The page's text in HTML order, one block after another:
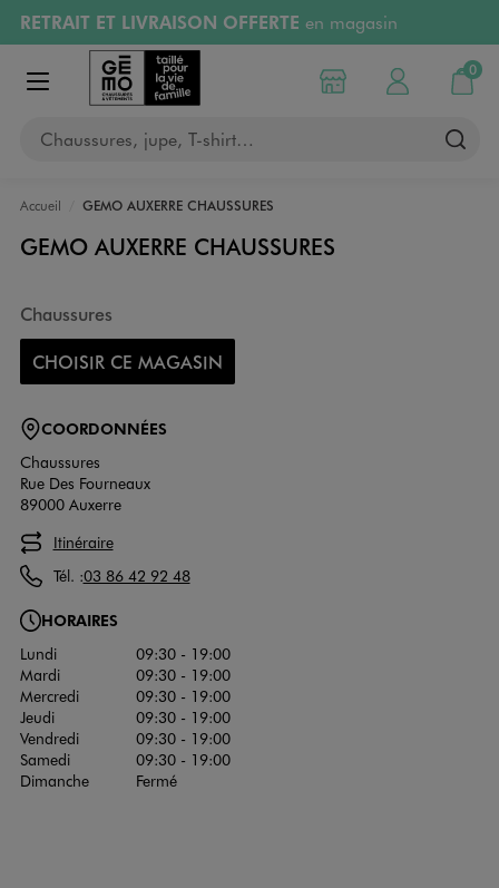
Aller au contenu principal
Aller à la navigation
RETRAIT ET LIVRAISON OFFERTE en magasin
Retours OFFERTSpendant 30 jours
PAYEZ EN 3x SANS FRAIS
RÉSERVATION GRATUITE
Afficher le menu
Chaussures, jupe, T-shirt…
Choisir mon magasin
Mon compte
0
Mon
Accueil GEMO AUXERRE CHAUSSURES
GEMO AUXERRE CHAUSSURES
Chaussures
CHOISIR CE MAGASIN
COORDONNÉES
Chaussures
Rue Des Fourneaux
89000 Auxerre
Itinéraire
Tél. :03 86 42 92 48
HORAIRES
Lundi
09:30 - 19:00
Mardi
09:30 - 19:00
Mercredi
09:30 - 19:00
Jeudi
09:30 - 19:00
Vendredi
09:30 - 19:00
Samedi
09:30 - 19:00
Dimanche
Fermé